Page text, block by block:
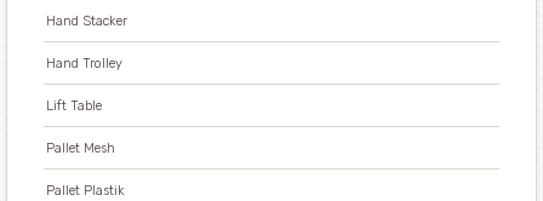
Hand Stacker
Hand Trolley
Lift Table
Pallet Mesh
Pallet Plastik